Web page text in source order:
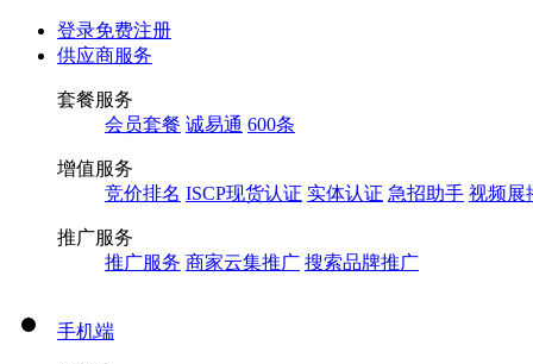
登录免费注册
供应商服务
套餐服务
会员套餐 诚易通 600条
增值服务
竞价排名 ISCP现货认证 实体认证 急招助手 视频展
推广服务
推广服务 商家云集推广 搜索品牌推广
手机端